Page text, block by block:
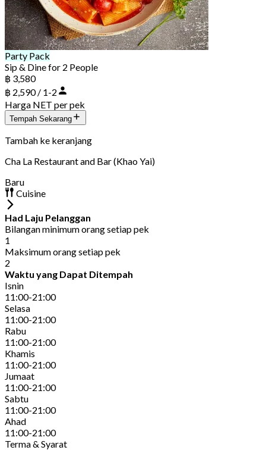
Party Pack
Sip & Dine for 2 People
฿ 3,580
฿ 2,590 / 1-2
Harga NET per pek
Tempah Sekarang
Tambah ke keranjang
Cha La Restaurant and Bar (Khao Yai)
Baru
Cuisine
Had Laju Pelanggan
Bilangan minimum orang setiap pek
1
Maksimum orang setiap pek
2
Waktu yang Dapat Ditempah
Isnin
11:00-21:00
Selasa
11:00-21:00
Rabu
11:00-21:00
Khamis
11:00-21:00
Jumaat
11:00-21:00
Sabtu
11:00-21:00
Ahad
11:00-21:00
Terma & Syarat